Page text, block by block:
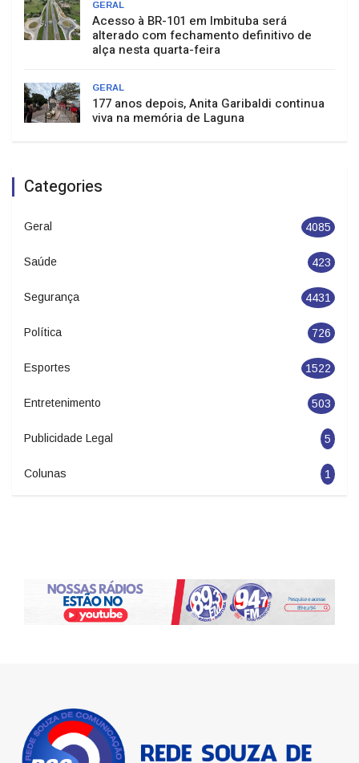
GERAL
Acesso à BR-101 em Imbituba será
alterado com fechamento definitivo de
alça nesta quarta-feira
GERAL
177 anos depois, Anita Garibaldi continua
viva na memória de Laguna
Categories
Geral 4085
Saúde 423
Segurança 4431
Política 726
Esportes 1522
Entretenimento 503
Publicidade Legal 5
Colunas 1